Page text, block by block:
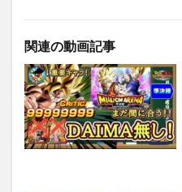
関連の動画記事